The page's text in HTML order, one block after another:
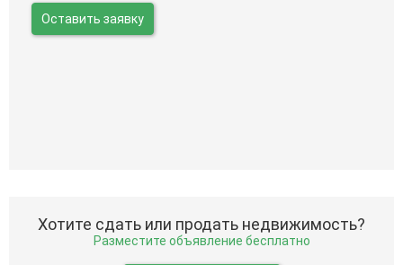
Оставить заявку
Хотите сдать или продать недвижимость?
Разместите объявление бесплатно